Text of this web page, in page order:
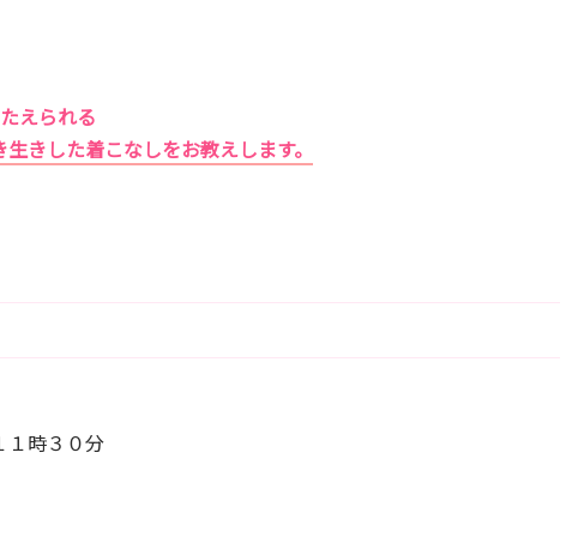
えられる
きした着こなしをお教えします。
１時３０分